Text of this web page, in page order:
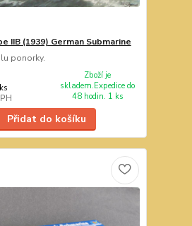
IIB (1939) German Submarine
ponorky.
Zboží je
skladem.Expedice do
48 hodin. 1 ks
Přidat do košíku